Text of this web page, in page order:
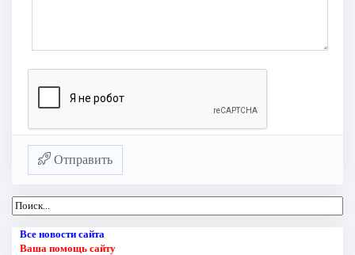
Отправить
Все новости сайта
Ваша помощь сайту